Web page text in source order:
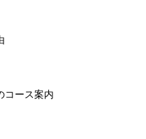
コース案内